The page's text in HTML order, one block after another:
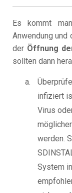
Es kommt
Anwendung
der Öffnung
sollten dann
infiziert
Virus
werden.
System